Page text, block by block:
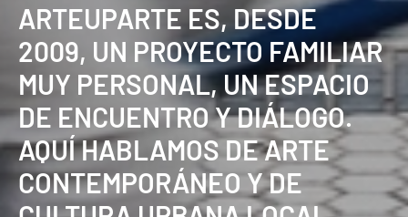
ARTEUPARTE ES, DESDE
2009, UN PROYECTO FAMILIAR
MUY PERSONAL, UN ESPACIO
DE ENCUENTRO Y DIÁLOGO.
AQUÍ HABLAMOS DE ARTE
CONTEMPORÁNEO Y DE